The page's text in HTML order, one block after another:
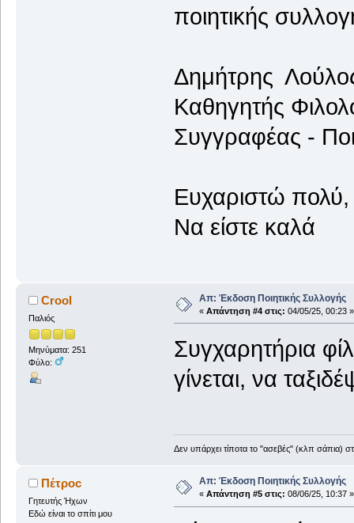
ποιητικής
Δημήτρης
Καθηγητής
Συγγραφέας -
Ευχαριστώ πολύ,
Να είστε καλά
Crool
Παλιός
Μηνύματα: 251
Φύλο:
Απ: Έκδοση Ποιητικής Συλλογής
« Απάντηση #4 στις: 04/05/25, 00:23 »
Συγχαρητήρια
γίνεται, να
Δεν υπάρχει τίποτα το "ασεβές" (κλπ σάπια)
Πέτροc
Γητευτής Ήχων
Εδώ είναι το σπίτι μου
Απ: Έκδοση Ποιητικής Συλλογής
« Απάντηση #5 στις: 08/06/25, 10:37 »